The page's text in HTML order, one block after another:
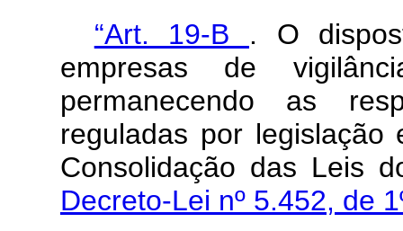
“Art. 19-B . O
empresas de
permanecendo as
reguladas por legislação
Consolidação das Leis
Decreto-Lei nº 5.452, de